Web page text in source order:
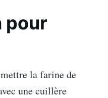
pour
la farine de
une cuillère